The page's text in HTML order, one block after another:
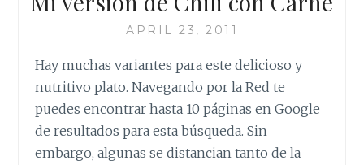
APRIL 23, 2011
Hay muchas variantes para este delicioso y
nutritivo plato. Navegando por la Red te
puedes encontrar hasta 10 páginas en Google
de resultados para esta búsqueda. Sin
embargo, algunas se distancian tanto de la